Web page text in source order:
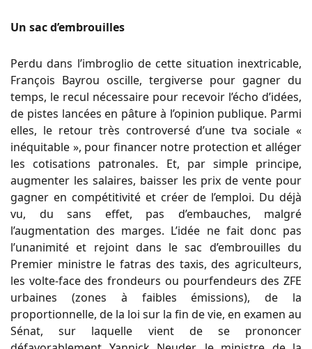
Un sac d’embrouilles
Perdu dans l’imbroglio de cette situation inextricable,
François Bayrou oscille, tergiverse pour gagner du
temps, le recul nécessaire pour recevoir l’écho d’idées,
de pistes lancées en pâture à l’opinion publique. Parmi
elles, le retour très controversé d’une tva sociale «
inéquitable », pour financer notre protection et alléger
les cotisations patronales. Et, par simple principe,
augmenter les salaires, baisser les prix de vente pour
gagner en compétitivité et créer de l’emploi. Du déjà
vu, du sans effet, pas d’embauches, malgré
l’augmentation des marges. L’idée ne fait donc pas
l’unanimité et rejoint dans le sac d’embrouilles du
Premier ministre le fatras des taxis, des agriculteurs,
les volte-face des frondeurs ou pourfendeurs des ZFE
urbaines (zones à faibles émissions), de la
proportionnelle, de la loi sur la fin de vie, en examen au
Sénat, sur laquelle vient de se prononcer